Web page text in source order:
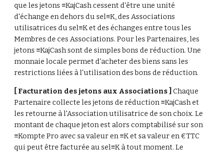
que les jetons ≡KajCash cessent d'être une unité
d'échange en dehors du sel≡K, des Associations
utilisatrices du sel≡K et des échanges entre tous les
Membres de ces Associations. Pour les Partenaires, les
jetons ≡KajCash sont de simples bons de réduction. Une
monnaie locale permet d'acheter des biens sans les
restrictions liées à l'utilisation des bons de réduction.
[ Facturation des jetons aux Associations ] Chaque
Partenaire collecte les jetons de réduction ≡KajCash et
les retourne à l'Association utilisatrice de son choix. Le
montant de chaque jeton est alors comptabilisé sur son
≡Kompte Pro avec sa valeur en ≡K et sa valeur en €TTC
qui peut être facturée au sel≡K à tout moment. Le